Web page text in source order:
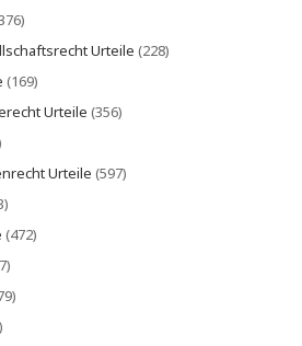
Urteile (228)
(169)
Urteile (356)
Urteile (597)
(472)